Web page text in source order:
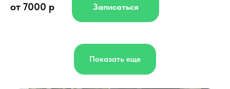
от 7000 р Записаться
Показать еще